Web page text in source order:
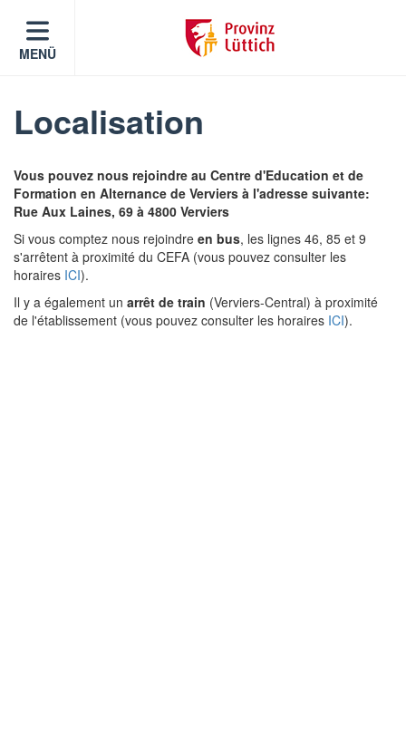
MENÜ
Localisation
Vous pouvez nous rejoindre au Centre d'Education et de
Formation en Alternance de Verviers à l'adresse suivante:
Rue Aux Laines, 69 à 4800 Verviers
Si vous comptez nous rejoindre en bus, les lignes 46, 85 et 9
s'arrêtent à proximité du CEFA (vous pouvez consulter les
horaires ICI).
Il y a également un arrêt de train (Verviers-Central) à proximité
de l'établissement (vous pouvez consulter les horaires ICI).